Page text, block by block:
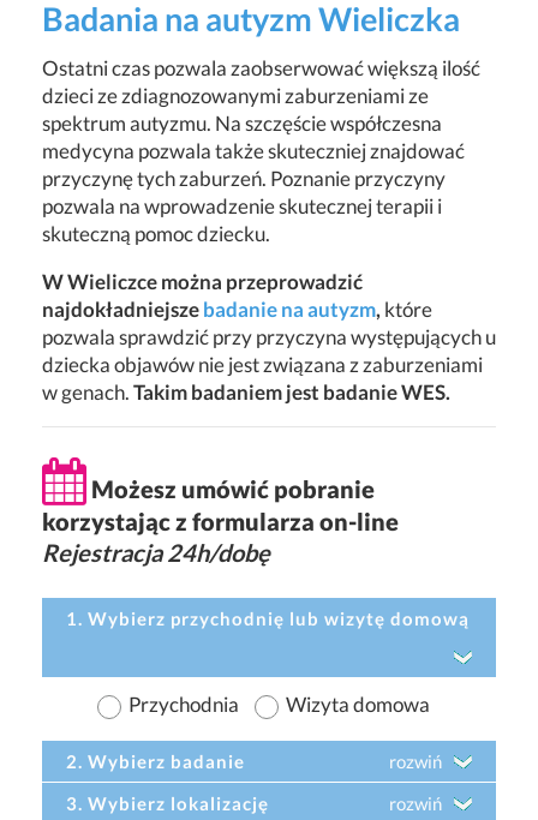
Badania na autyzm Wieliczka
Ostatni czas pozwala zaobserwować większą ilość
dzieci ze zdiagnozowanymi zaburzeniami ze
spektrum autyzmu. Na szczęście współczesna
medycyna pozwala także skuteczniej znajdować
przyczynę tych zaburzeń. Poznanie przyczyny
pozwala na wprowadzenie skutecznej terapii i
skuteczną pomoc dziecku.
W Wieliczce można przeprowadzić
najdokładniejszebadanie na autyzm, które
pozwala sprawdzić przy przyczyna występujących u
dziecka objawów nie jest związana z zaburzeniami
w genach.Takim badaniem jest badanie WES.
Możesz umówić pobranie
korzystając z formularza on-line
Rejestracja 24h/dobę
1. Wybierz przychodnię lub wizytę domową
Przychodnia Wizyta domowa
2. Wybierz badanie
rozwiń
3. Wybierz lokalizację
rozwiń